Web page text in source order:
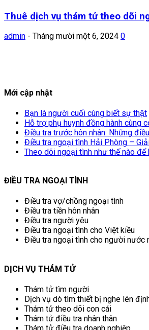
Thuê dịch vụ thám tử theo dõi
admin - Tháng mười một 6, 2024 0
Mới cập nhật
Bạn là người cuối cùng biết sự thật
Hỗ trợ phụ huynh đồng hành cùng
Điều tra trước hôn nhân: Những
Điều tra ngoại tình Hải Phòng –
Theo dõi ngoại tình như thế nào
ĐIỀU TRA NGOẠI TÌNH
Điều tra vợ/chồng ngoại tình
Điều tra tiền hôn nhân
Điều tra người yêu
Điều tra ngoại tình cho Việt kiều
Điều tra ngoại tình cho người nước
DỊCH VỤ THÁM TỬ
Thám tử tìm người
Dịch vụ dò tìm thiết bị nghe lén
Thám tử theo dõi con cái
Thám tử điều tra nhân thân